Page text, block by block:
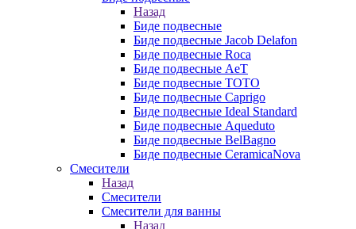
Назад
Биде подвесные
Биде подвесные Jacob Delafon
Биде подвесные Roca
Биде подвесные AeT
Биде подвесные TOTO
Биде подвесные Caprigo
Биде подвесные Ideal Standard
Биде подвесные Aqueduto
Биде подвесные BelBagno
Биде подвесные CeramicaNova
Смесители
Назад
Смесители
Смесители для ванны
Назад